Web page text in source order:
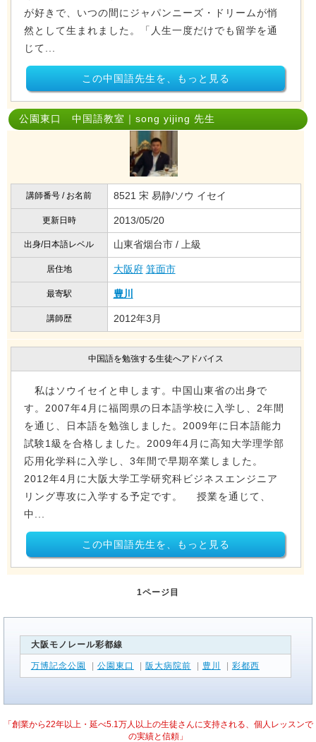
が好きで、いつの間にジャパンニーズ・ドリームが悄
然として生まれました。「人生一度だけでも留学を通
じて...
この中国語先生を、もっと見る
公園東口 中国語教室｜song yijing 先生
講師番号 / お名前 8521 宋 易静/ソウ イセイ
更新日時 2013/05/20
出身/日本語レベル 山東省烟台市 / 上級
居住地 大阪府 箕面市
最寄駅 豊川
講師歴 2012年3月
中国語を勉強する生徒へアドバイス
私はソウイセイと申します。中国山東省の出身で
す。2007年4月に福岡県の日本語学校に入学し、2年間
を通じ、日本語を勉強しました。2009年に日本語能力
試験1級を合格しました。2009年4月に高知大学理学部
応用化学科に入学し、3年間で早期卒業しました。
2012年4月に大阪大学工学研究科ビジネスエンジニア
リング専攻に入学する予定です。 授業を通じて、
中...
この中国語先生を、もっと見る
1ページ目
大阪モノレール彩都線
万博記念公園 | 公園東口 | 阪大病院前 | 豊川 | 彩都西
「創業から22年以上・延べ5.1万人以上の生徒さんに支持される、個人レッスンで
の実績と信頼」